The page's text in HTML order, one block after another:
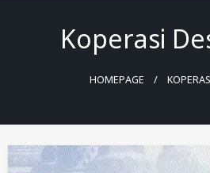
Koperasi
HOMEPAGE